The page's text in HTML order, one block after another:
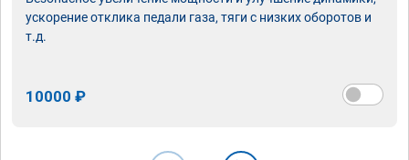
ускорение отклика педали газа, тяги с низких оборотов и
т.д.
10000 ₽